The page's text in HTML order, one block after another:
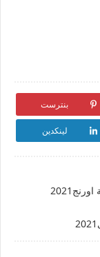
بنترست
لينكدين